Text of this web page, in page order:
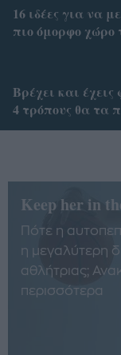
16 ιδέες για να
πιο όμορφο χώρο
Bρέχει και
4 τρόπους θα τα
Keep her in
Πότε η
η μεγαλύτερη
αθλήτριας;
περισσότερα